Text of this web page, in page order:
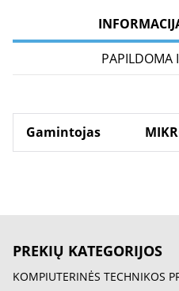
PAPILDOMA
Gamintojas
PREKIŲ KATEGORIJOS
KOMPIUTERINĖS TECHNIKOS